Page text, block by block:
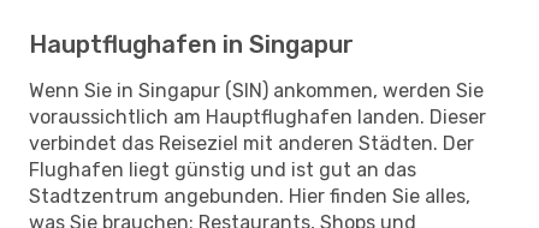
Hauptflughafen in Singapur
Wenn Sie in Singapur (SIN) ankommen, werden Sie
voraussichtlich am Hauptflughafen landen. Dieser
verbindet das Reiseziel mit anderen Städten. Der
Flughafen liegt günstig und ist gut an das
Stadtzentrum angebunden. Hier finden Sie alles,
was Sie brauchen: Restaurants, Shops und